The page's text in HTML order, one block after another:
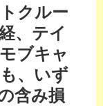
クルー
、テイ
ブキャ
、いず
含み損